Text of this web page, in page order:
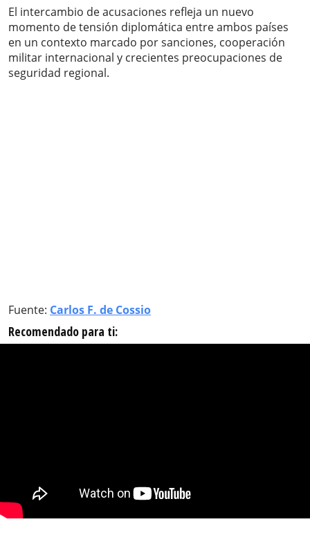
El intercambio de acusaciones refleja un nuevo
momento de tensión diplomática entre ambos países
en un contexto marcado por sanciones, cooperación
militar internacional y crecientes preocupaciones de
seguridad regional.
Fuente: Carlos F. de Cossio
Recomendado para ti: